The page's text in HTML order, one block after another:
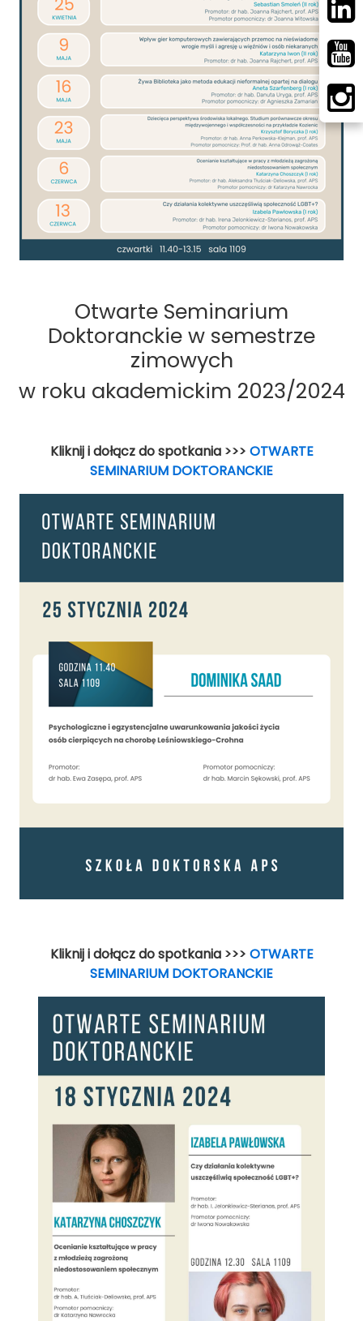
Otwarte Seminarium
Doktoranckie w semestrze
zimowych
w roku akademickim 2023/2024
Kliknij i dołącz do spotkania >>> OTWARTE
SEMINARIUM DOKTORANCKIE
Kliknij i dołącz do spotkania >>> OTWARTE
SEMINARIUM DOKTORANCKIE